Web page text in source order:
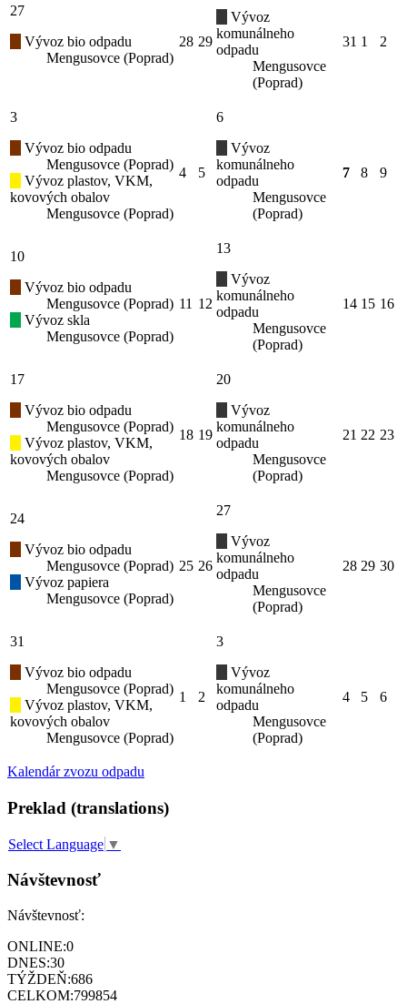
27
Vývoz bio odpadu
Mengusovce (Poprad)
28 29
Vývoz
komunálneho
odpadu
Mengusovce
(Poprad)
31 1 2
3
Vývoz bio odpadu
Mengusovce (Poprad)
Vývoz plastov, VKM,
kovových obalov
Mengusovce (Poprad)
4 5
6
Vývoz
komunálneho
odpadu
Mengusovce
(Poprad)
7 8 9
10
Vývoz bio odpadu
Mengusovce (Poprad)
Vývoz skla
Mengusovce (Poprad)
11 12
13
Vývoz
komunálneho
odpadu
Mengusovce
(Poprad)
14 15 16
17
Vývoz bio odpadu
Mengusovce (Poprad)
Vývoz plastov, VKM,
kovových obalov
Mengusovce (Poprad)
18 19
20
Vývoz
komunálneho
odpadu
Mengusovce
(Poprad)
21 22 23
24
Vývoz bio odpadu
Mengusovce (Poprad)
Vývoz papiera
Mengusovce (Poprad)
25 26
27
Vývoz
komunálneho
odpadu
Mengusovce
(Poprad)
28 29 30
31
Vývoz bio odpadu
Mengusovce (Poprad)
Vývoz plastov, VKM,
kovových obalov
Mengusovce (Poprad)
1 2
3
Vývoz
komunálneho
odpadu
Mengusovce
(Poprad)
4 5 6
Kalendár zvozu odpadu
Preklad (translations)
Select Language ▼
Návštevnosť
Návštevnosť:
ONLINE:0
DNES:30
TÝŽDEŇ:686
CELKOM:799854